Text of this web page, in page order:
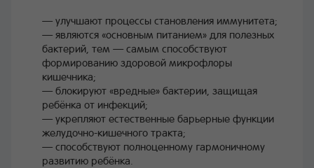
— улучшают процессы становления иммунитета;
— являются «основным питанием» для полезных
бактерий, тем — самым способствуют
формированию здоровой микрофлоры
кишечника;
— блокируют «вредные» бактерии, защищая
ребёнка от инфекций;
— укрепляют естественные барьерные функции
желудочно-кишечного тракта;
— способствуют полноценному гармоничному
развитию ребёнка.